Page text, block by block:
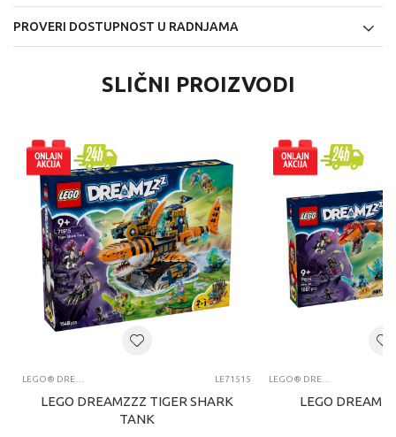
PROVERI DOSTUPNOST U RADNJAMA
SLIČNI PROIZVODI
LE71515
LEGO DREAMZZZ TIGER SHARK
TANK
LEGO